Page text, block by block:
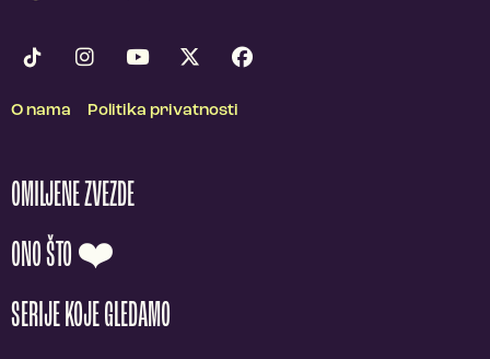
O nama Politika privatnosti
OMILJENE ZVEZDE
ONO ŠTO ❤️
SERIJE KOJE GLEDAMO